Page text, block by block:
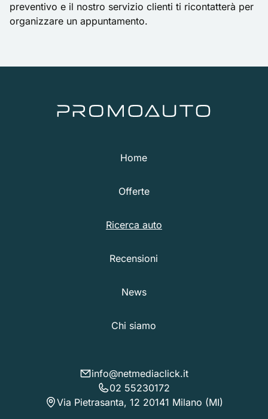
preventivo e il nostro servizio clienti ti ricontatterà per
organizzare un appuntamento.
Home
Offerte
Ricerca auto
Recensioni
News
Chi siamo
info@netmediaclick.it
02 55230172
Via Pietrasanta, 12 20141 Milano (MI)